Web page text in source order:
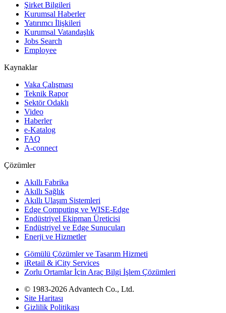
Şirket Bilgileri
Kurumsal Haberler
Yatırımcı İlişkileri
Kurumsal Vatandaşlık
Jobs Search
Employee
Kaynaklar
Vaka Çalışması
Teknik Rapor
Sektör Odaklı
Video
Haberler
e-Katalog
FAQ
A-connect
Çözümler
Akıllı Fabrika
Akıllı Sağlık
Akıllı Ulaşım Sistemleri
Edge Computing ve WISE-Edge
Endüstriyel Ekipman Üreticisi
Endüstriyel ve Edge Sunucuları
Enerji ve Hizmetler
Gömülü Çözümler ve Tasarım Hizmeti
iRetail & iCity Services
Zorlu Ortamlar İçin Araç Bilgi İşlem Çözümleri
© 1983-2026 Advantech Co., Ltd.
Site Haritası
Gizlilik Politikası